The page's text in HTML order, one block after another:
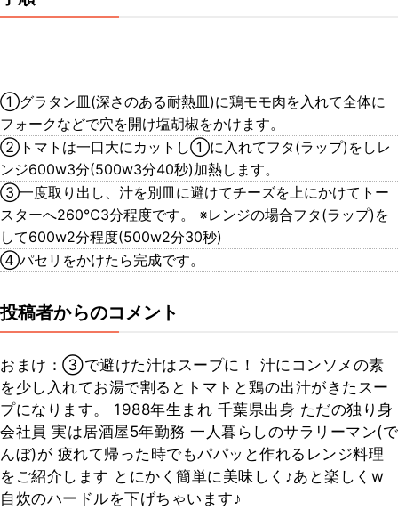
①グラタン皿(深さのある耐熱皿)に鶏モモ肉を入れて全体に
フォークなどで穴を開け塩胡椒をかけます。
②トマトは一口大にカットし①に入れてフタ(ラップ)をしレ
ンジ600w3分(500w3分40秒)加熱します。
③一度取り出し、汁を別皿に避けてチーズを上にかけてトー
スターへ260℃3分程度です。 ※レンジの場合フタ(ラップ)を
して600w2分程度(500w2分30秒)
④パセリをかけたら完成です。
投稿者からのコメント
おまけ：③で避けた汁はスープに！ 汁にコンソメの素
を少し入れてお湯で割るとトマトと鶏の出汁がきたスー
プになります。 1988年生まれ 千葉県出身 ただの独り身
会社員 実は居酒屋5年勤務 一人暮らしのサラリーマン(で
んぼ)が 疲れて帰った時でもパパッと作れるレンジ料理
をご紹介します とにかく簡単に美味しく♪あと楽しくw
自炊のハードルを下げちゃいます♪